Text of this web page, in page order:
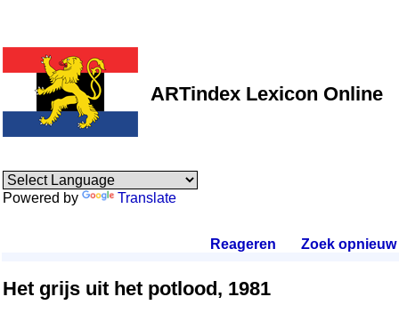
ARTindex Lexicon Online
Powered by Translate
Reageren Zoek opnieuw.
Het grijs uit het potlood, 1981